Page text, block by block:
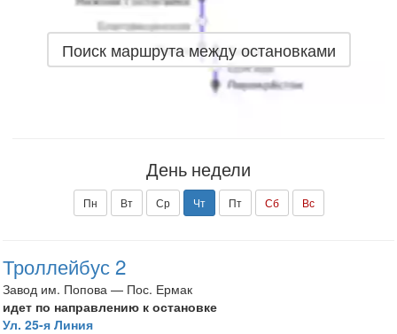
Поиск маршрута между остановками
День недели
Пн Вт Ср Чт Пт Сб Вс
Троллейбус 2
Завод им. Попова — Пос. Ермак
идет по направлению к остановке
Ул. 25-я Линия